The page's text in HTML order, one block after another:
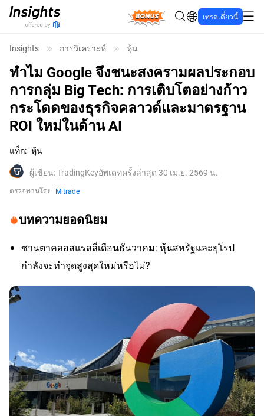
Bonus เทรดเดี๋ยวนี้
Insights การวิเคราะห์ หุ้น
ทำไม Google จึงชนะสงครามผลประกอบ
การกลุ่ม Big Tech: การเติบโตอย่างก้าว
กระโดดของธุรกิจคลาวด์และมาตรฐาน
ROI ใหม่ในด้าน AI
แท็ก: หุ้น
ผู้เขียน:TradingKeyอัพเดทครั้งล่าสุด 30 เม.ย. 2569 น.
ตรวจทานโดย Mitrade
บทความยอดนิยม
ซานตาคลอสแรลลี่เดือนธันวาคม: หุ้นสหรัฐและยุโรป
กำลังจะทำจุดสูงสุดใหม่หรือไม่?